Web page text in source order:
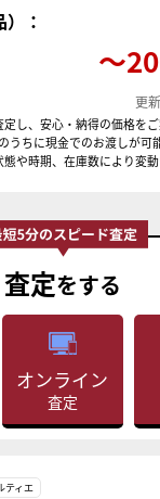
：
〜
更
し、安心・納得の価格をご
うちに現金でのお渡しが可
や時期、在庫数により変動
査定をする
オンライン
査定
ティエ